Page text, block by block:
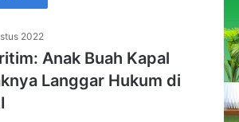
2022
Anak Buah Kapal
Langgar Hukum di